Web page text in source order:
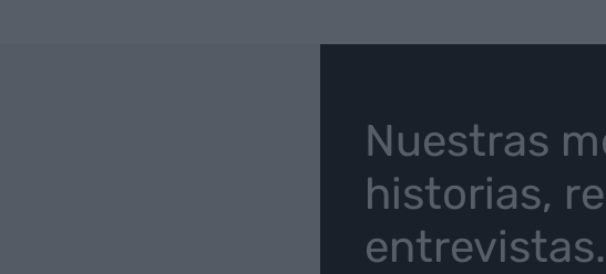
Nuestras
historias,
entrevistas.